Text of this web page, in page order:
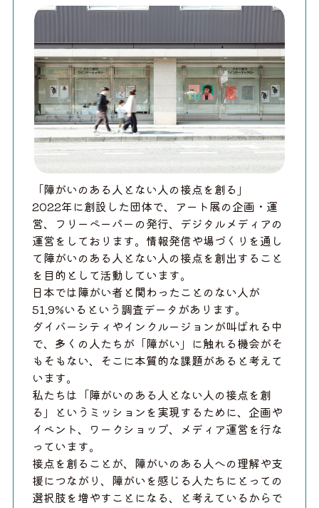
「障がいのある人とない人の接点を創る」
2022年に創設した団体で、アート展の企画・運
営、フリーペーパーの発行、デジタルメディアの
運営をしております。情報発信や場づくりを通し
て障がいのある人とない人の接点を創出すること
を目的として活動しています。
日本では障がい者と関わったことのない人が
51.9%いるという調査データがあります。
ダイバーシティやインクルージョンが叫ばれる中
で、多くの人たちが「障がい」に触れる機会がそ
もそもない、そこに本質的な課題があると考えて
います。
私たちは「障がいのある人とない人の接点を創
る」というミッションを実現するために、企画や
イベント、ワークショップ、メディア運営を行な
っています。
接点を創ることが、障がいのある人への理解や支
援につながり、障がいを感じる人たちにとっての
選択肢を増やすことになる、と考えているからで